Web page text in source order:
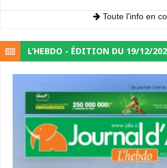
Toute l'info en
L’HEBDO - ÉDITION DU 19/12/